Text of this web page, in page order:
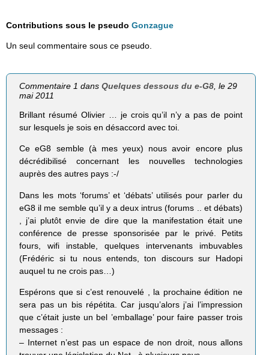
Contributions sous le pseudo Gonzague
Un seul commentaire sous ce pseudo.
Commentaire 1 dansQuelques dessous du e-G8, le 29
mai 2011
Brillant résumé Olivier … je crois qu’il n’y a pas de point
sur lesquels je sois en désaccord avec toi.
Ce eG8 semble (à mes yeux) nous avoir encore plus
décrédibilisé concernant les nouvelles technologies
auprès des autres pays :-/
Dans les mots ‘forums’ et ‘débats’ utilisés pour parler du
eG8 il me semble qu’il y a deux intrus (forums .. et débats)
, j’ai plutôt envie de dire que la manifestation était une
conférence de presse sponsorisée par le privé. Petits
fours, wifi instable, quelques intervenants imbuvables
(Frédéric si tu nous entends, ton discours sur Hadopi
auquel tu ne crois pas…)
Espérons que si c’est renouvelé , la prochaine édition ne
sera pas un bis répétita. Car jusqu’alors j’ai l’impression
que c’était juste un bel ’emballage’ pour faire passer trois
messages :
– Internet n’est pas un espace de non droit, nous allons